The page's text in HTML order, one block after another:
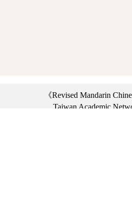
《Revised Mandarin
Taiwan Academic